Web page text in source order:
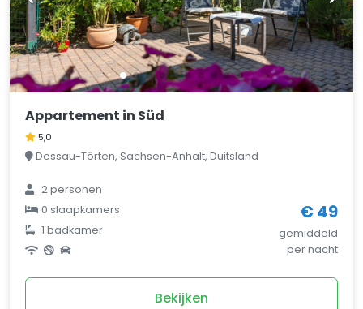
Appartement in Süd
5,0
Dessau-Törten, Sachsen-Anhalt, Duitsland
2 personen
0 slaapkamers
1 badkamer
€ 49
gemiddeld
per nacht
Bekijken